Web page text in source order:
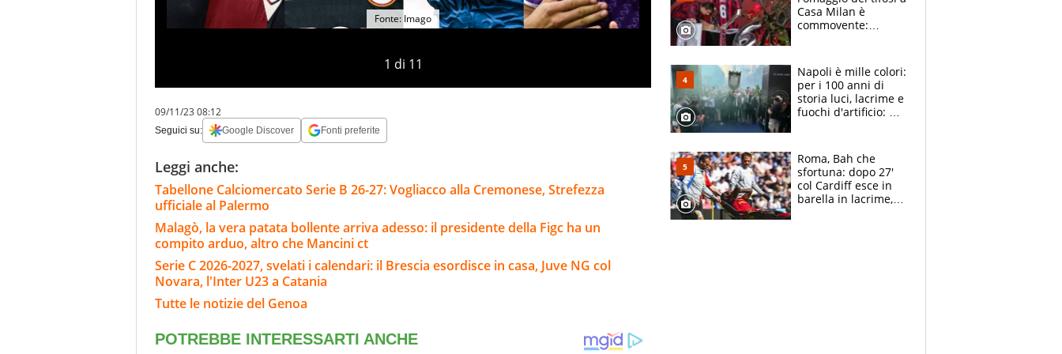
1 di 11
Fonte: Imago
09/11/23 08:12
Seguici su: Google Discover Fonti preferite
Leggi anche:
Tabellone Calciomercato Serie B 26-27: Vogliacco alla Cremonese, Strefezza
ufficiale al Palermo
Malagò, la vera patata bollente arriva adesso: il presidente della Figc ha un
compito arduo, altro che Mancini ct
Serie C 2026-2027, svelati i calendari: il Brescia esordisce in casa, Juve NG col
Novara, l'Inter U23 a Catania
Tutte le notizie del Genoa
Casa Milan è
commovente:
bigliettini
Napoli è mille colori:
per i 100 anni di
storia luci, lacrime e
fuochi d'artificio: De
Roma, Bah che
sfortuna: dopo 27'
col Cardiff esce in
barella in lacrime,